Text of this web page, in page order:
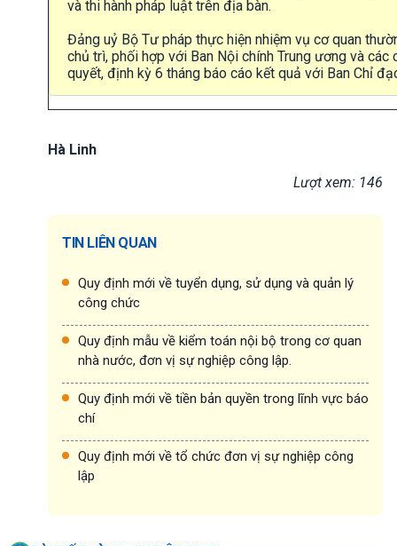
và thi hành pháp luật trên địa bàn.
Đảng uỷ Bộ Tư pháp thực hiện nhiệm vụ cơ quan
chủ trì, phối hợp với Ban Nội chính Trung ương và
quyết, định kỳ 6 tháng báo cáo kết quả với Ban Chỉ
Hà Linh
Lượt xem: 146
TIN LIÊN QUAN
Quy định mới về tuyển dụng, sử dụng và quản lý
công chức
Quy định mẫu về kiểm toán nội bộ trong cơ quan
nhà nước, đơn vị sự nghiệp công lập.
Quy định mới về tiền bản quyền trong lĩnh vực báo
chí
Quy định mới về tổ chức đơn vị sự nghiệp công
lập